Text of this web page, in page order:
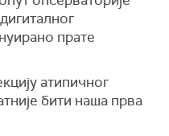
прате
атипичног
бити наша прва